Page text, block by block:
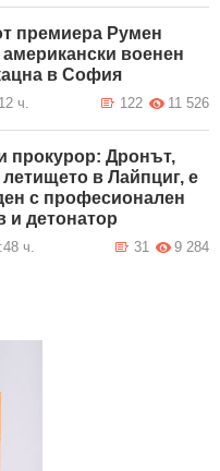
премиера Румен
американски военен
в София
ч. 11 526
122
прокурор: Дронът,
летището в Лайпциг, е
с професионален
и детонатор
ч. 9 284
31